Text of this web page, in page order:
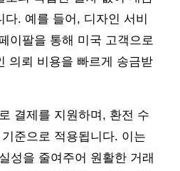
다. 예를 들어, 디자인 서비
이팔을 통해 미국 고객으로
의뢰 비용을 빠르게 송금받
결제를 지원하며, 환전 수
준으로 적용됩니다. 이는
성을 줄여주어 원활한 거래